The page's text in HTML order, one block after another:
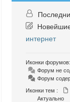
интернет
Иконки форумов:
Форум не
Форум
Иконки тем :
Актуально